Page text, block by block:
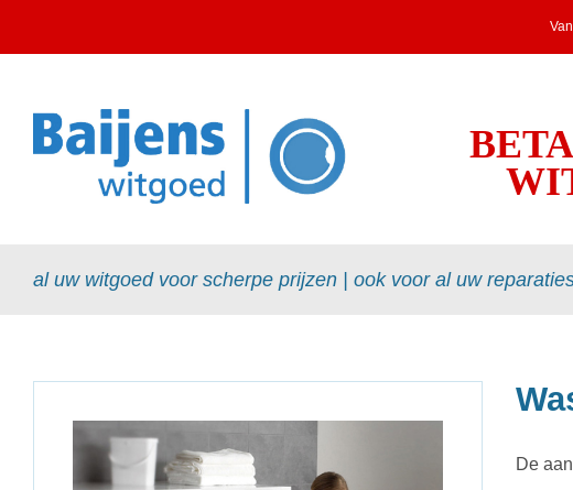
al uw witgoed voor scherpe prijzen | ook voor al uw
De